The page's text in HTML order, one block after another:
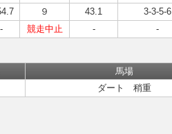
９ 43.1 3-3-5-6
- 競走中止 - -
馬場
ダート 稍重